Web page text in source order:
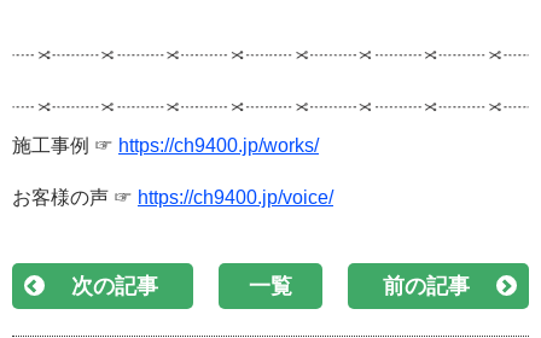
施工事例 ☞ https://ch9400.jp/works/
お客様の声 ☞ https://ch9400.jp/voice/
次の記事 一覧 前の記事